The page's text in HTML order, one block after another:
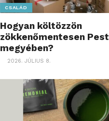
CSALÁD
Hogyan költözzön
zökkenőmentesen Pest
megyében?
2026. JÚLIUS 8.